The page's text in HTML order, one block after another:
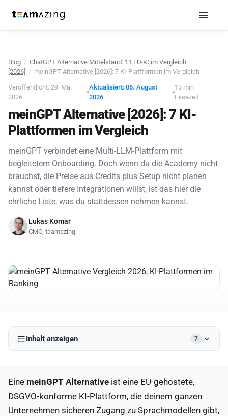
Blog / ChatGPT Alternative Mittelstand: 11 EU-KI im Vergleich
[2026]
/ meinGPT Alternative [2026]: 7 KI-Plattformen im Vergleich
Veröffentlicht: 29. Mai
2026
Aktualisiert: 06. August
2026
13 min
Lesezeit
meinGPT Alternative [2026]: 7 KI-
Plattformen im Vergleich
meinGPT verbindet eine Multi-LLM-Plattform mit
begleitetem Onboarding. Doch wenn du die Academy nicht
brauchst, die Preise aus Credits plus Setup nicht planen
kannst oder tiefere Integrationen willst, ist das hier die
ehrliche Liste, was du stattdessen nehmen kannst.
Lukas Komar
CMO, teamazing
Inhalt anzeigen 7
Eine meinGPT Alternative ist eine EU-gehostete,
DSGVO-konforme KI-Plattform, die deinem ganzen
Unternehmen sicheren Zugang zu Sprachmodellen gibt,